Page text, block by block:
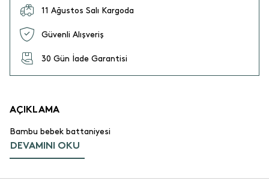
11 Ağustos Salı Kargoda
Güvenli Alışveriş
30 Gün İade Garantisi
AÇIKLAMA
Bambu bebek battaniyesi
DEVAMINI OKU